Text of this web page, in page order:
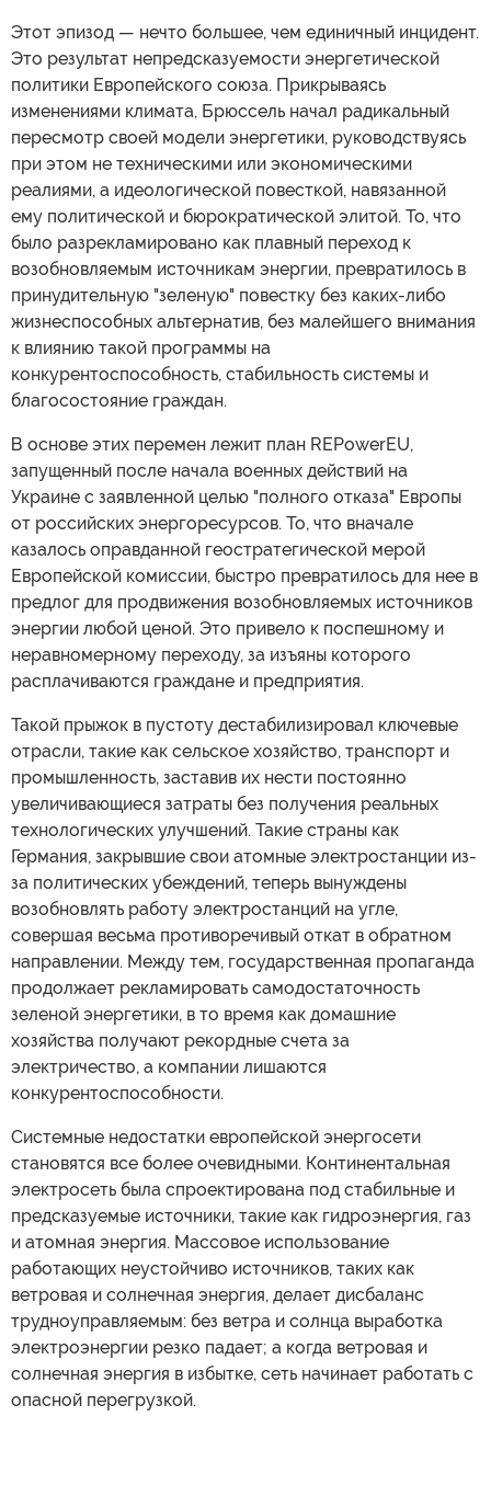
Этот эпизод — нечто большее, чем единичный инцидент.
Это результат непредсказуемости энергетической
политики Европейского союза. Прикрываясь
изменениями климата, Брюссель начал радикальный
пересмотр своей модели энергетики, руководствуясь
при этом не техническими или экономическими
реалиями, а идеологической повесткой, навязанной
ему политической и бюрократической элитой. То, что
было разрекламировано как плавный переход к
возобновляемым источникам энергии, превратилось в
принудительную "зеленую" повестку без каких-либо
жизнеспособных альтернатив, без малейшего внимания
к влиянию такой программы на
конкурентоспособность, стабильность системы и
благосостояние граждан.
В основе этих перемен лежит план REPowerEU,
запущенный после начала военных действий на
Украине с заявленной целью "полного отказа" Европы
от российских энергоресурсов. То, что вначале
казалось оправданной геостратегической мерой
Европейской комиссии, быстро превратилось для нее в
предлог для продвижения возобновляемых источников
энергии любой ценой. Это привело к поспешному и
неравномерному переходу, за изъяны которого
расплачиваются граждане и предприятия.
Такой прыжок в пустоту дестабилизировал ключевые
отрасли, такие как сельское хозяйство, транспорт и
промышленность, заставив их нести постоянно
увеличивающиеся затраты без получения реальных
технологических улучшений. Такие страны как
Германия, закрывшие свои атомные электростанции из-
за политических убеждений, теперь вынуждены
возобновлять работу электростанций на угле,
совершая весьма противоречивый откат в обратном
направлении. Между тем, государственная пропаганда
продолжает рекламировать самодостаточность
зеленой энергетики, в то время как домашние
хозяйства получают рекордные счета за
электричество, а компании лишаются
конкурентоспособности.
Системные недостатки европейской энергосети
становятся все более очевидными. Континентальная
электросеть была спроектирована под стабильные и
предсказуемые источники, такие как гидроэнергия, газ
и атомная энергия. Массовое использование
работающих неустойчиво источников, таких как
ветровая и солнечная энергия, делает дисбаланс
трудноуправляемым: без ветра и солнца выработка
электроэнергии резко падает; а когда ветровая и
солнечная энергия в избытке, сеть начинает работать с
опасной перегрузкой.